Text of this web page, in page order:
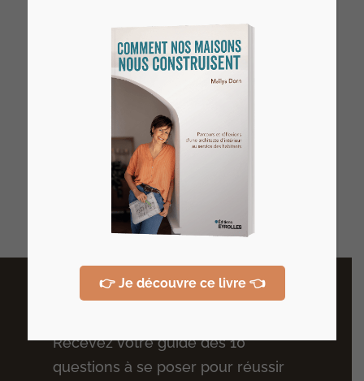
Vous rêvez de devenir votre propre
architecte d’intérieur ?
>> Rejoignez l’Atelier HOME Découverte
et concrétisez votre projet !
Derniers articles
Plus de conseils
Recevez votre guide des 10
questions à se poser pour réussir
👉 Je découvre ce livre 👈